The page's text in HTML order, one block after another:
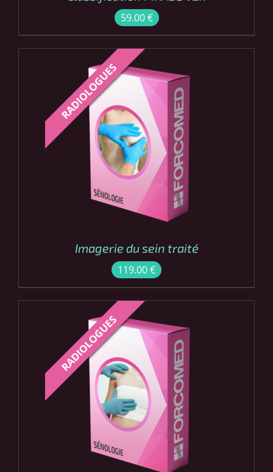
59.00€
COMMANDER /
DÉTAILS
Imagerie du sein traité
119.00€
COMMANDER /
DÉTAILS